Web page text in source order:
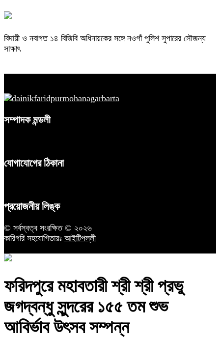
বিদায়ী ও নবাগত ১৪ বিজিবি অধিনায়কের সঙ্গে নওগাঁ পুলিশ সুপারের সৌজন্য
সাক্ষাৎ
সম্পাদক মন্ডলী
যোগাযোগের ঠিকানা
প্রয়োজনীয় লিঙ্ক
© সর্বস্বত্ব সংরক্ষিত © ২০২৬
কারিগরি সহযোগিতায়ঃ আইটিপল্লী
ফরিদপুরে মহাবতারী শ্রী শ্রী প্রভু
জগদ্বন্ধু সুন্দরের ১৫৫ তম শুভ
আবির্ভাব উৎসব সম্পন্ন